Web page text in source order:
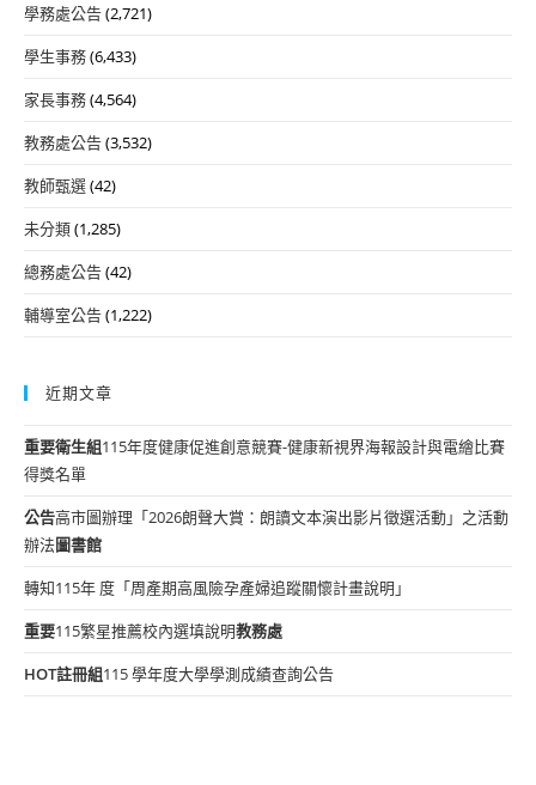
學務處公告(2,721)
學生事務(6,433)
家長事務(4,564)
教務處公告(3,532)
教師甄選(42)
未分類(1,285)
總務處公告(42)
輔導室公告(1,222)
近期文章
重要衛生組115年度健康促進創意競賽-健康新視界海報設計與電繪比賽
得獎名單
公告高市圖辦理「2026朗聲大賞：朗讀文本演出影片徵選活動」之活動
辦法圖書館
轉知115年 度「周產期高風險孕產婦追蹤關懷計畫說明」
重要115繁星推薦校內選填說明教務處
HOT註冊組115 學年度大學學測成績查詢公告